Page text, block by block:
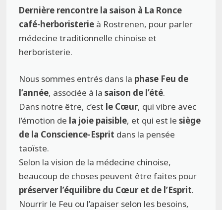
Dernière rencontre la saison à La Ronce
café-herboristerie à Rostrenen, pour parler
médecine traditionnelle chinoise et
herboristerie.
Nous sommes entrés dans la phase Feu de
l’année, associée à la saison de l’été.
Dans notre être, c’est le Cœur, qui vibre avec
l’émotion de la joie paisible, et qui est lesiège
de la Conscience-Esprit dans la pensée
taoïste.
Selon la vision de la médecine chinoise,
beaucoup de choses peuvent être faites pour
préserver l’équilibre du Cœur et de l’Esprit.
Nourrir le Feu ou l’apaiser selon les besoins,